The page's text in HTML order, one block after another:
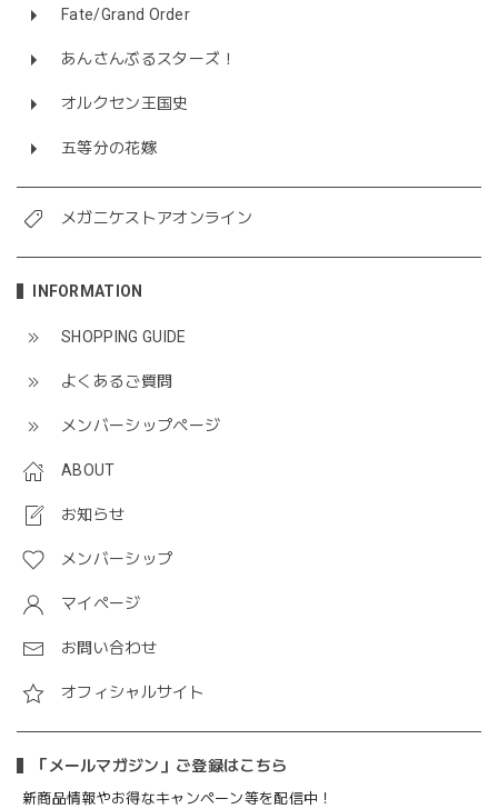
Fate/Grand Order
あんさんぶるスターズ！
オルクセン王国史
五等分の花嫁
メガニケストアオンライン
INFORMATION
SHOPPING GUIDE
よくあるご質問
メンバーシップページ
ABOUT
お知らせ
メンバーシップ
マイページ
お問い合わせ
オフィシャルサイト
「メールマガジン」ご登録はこちら
新商品情報やお得なキャンペーン等を配信中！